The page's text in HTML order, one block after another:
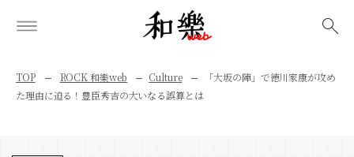
TOP ROCK 和樂web Culture
「大坂の陣」で徳川家康が攻め
た理由に迫る！豊臣秀吉の大いなる誤算とは